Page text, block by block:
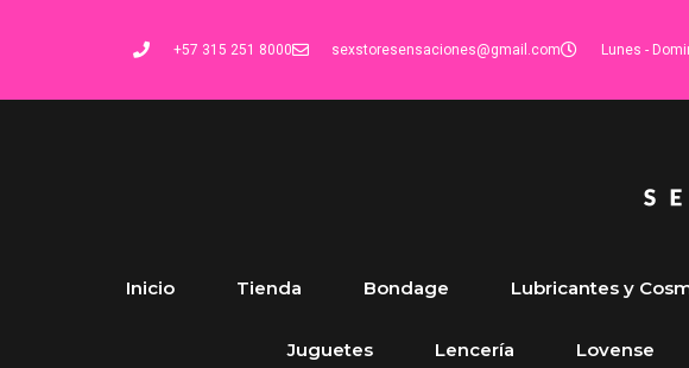
+57 315 251 8000 sexstoresensaciones@gmail.com Lunes -
Inicio Tienda Bondage Lubricantes y
Juguetes Lencería Lovense